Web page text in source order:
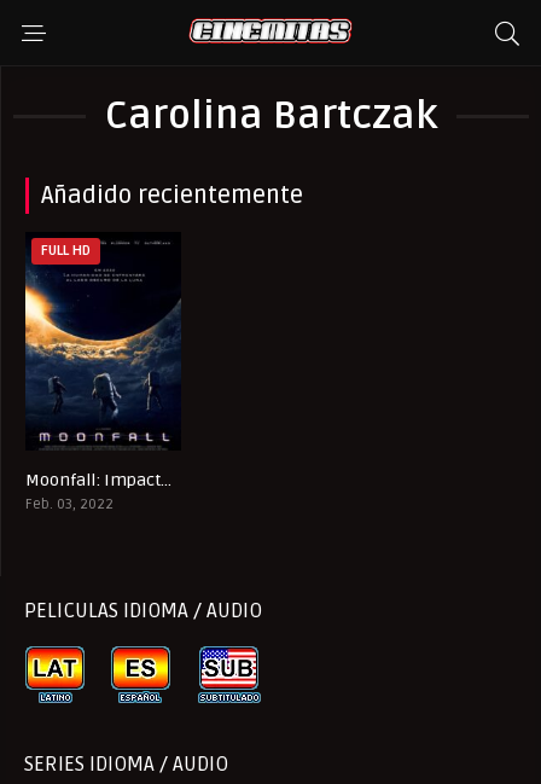
Carolina Bartczak
Añadido recientemente
5.2
FULL HD
Moonfall: Impacto lunar
Feb. 03, 2022
PELICULAS IDIOMA / AUDIO
SERIES IDIOMA / AUDIO